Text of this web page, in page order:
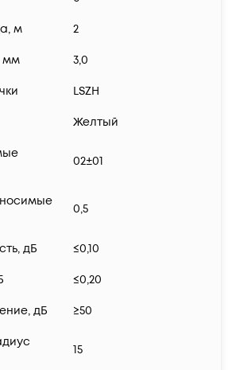
м 2
мм 3,0
LSZH
Желтый
02±01
0,5
дБ ≤0,10
≤0,20
дБ ≥50
15